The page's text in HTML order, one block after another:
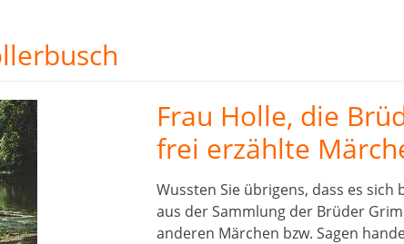
Frau Holle, die
frei erzählte
Wussten Sie übrigens, dass es sich
aus der Sammlung der Brüder
anderen Märchen bzw. Sagen